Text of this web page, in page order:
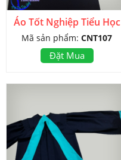
Áo Tốt Nghiệp Tiểu Học
Mã sản phẩm: CNT107
Đặt Mua